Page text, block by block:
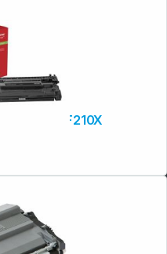
Xerox Everyday Reman. Toner ers. HP CF210X